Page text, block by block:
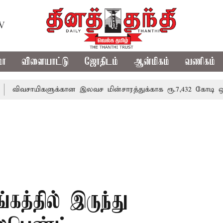
விளையாட்டு ஜோதிடம் ஆன்மிகம் வணிகம்
இலவச மின்சாரத்துக்காக ரூ.7,432 கோடி
இருந்து